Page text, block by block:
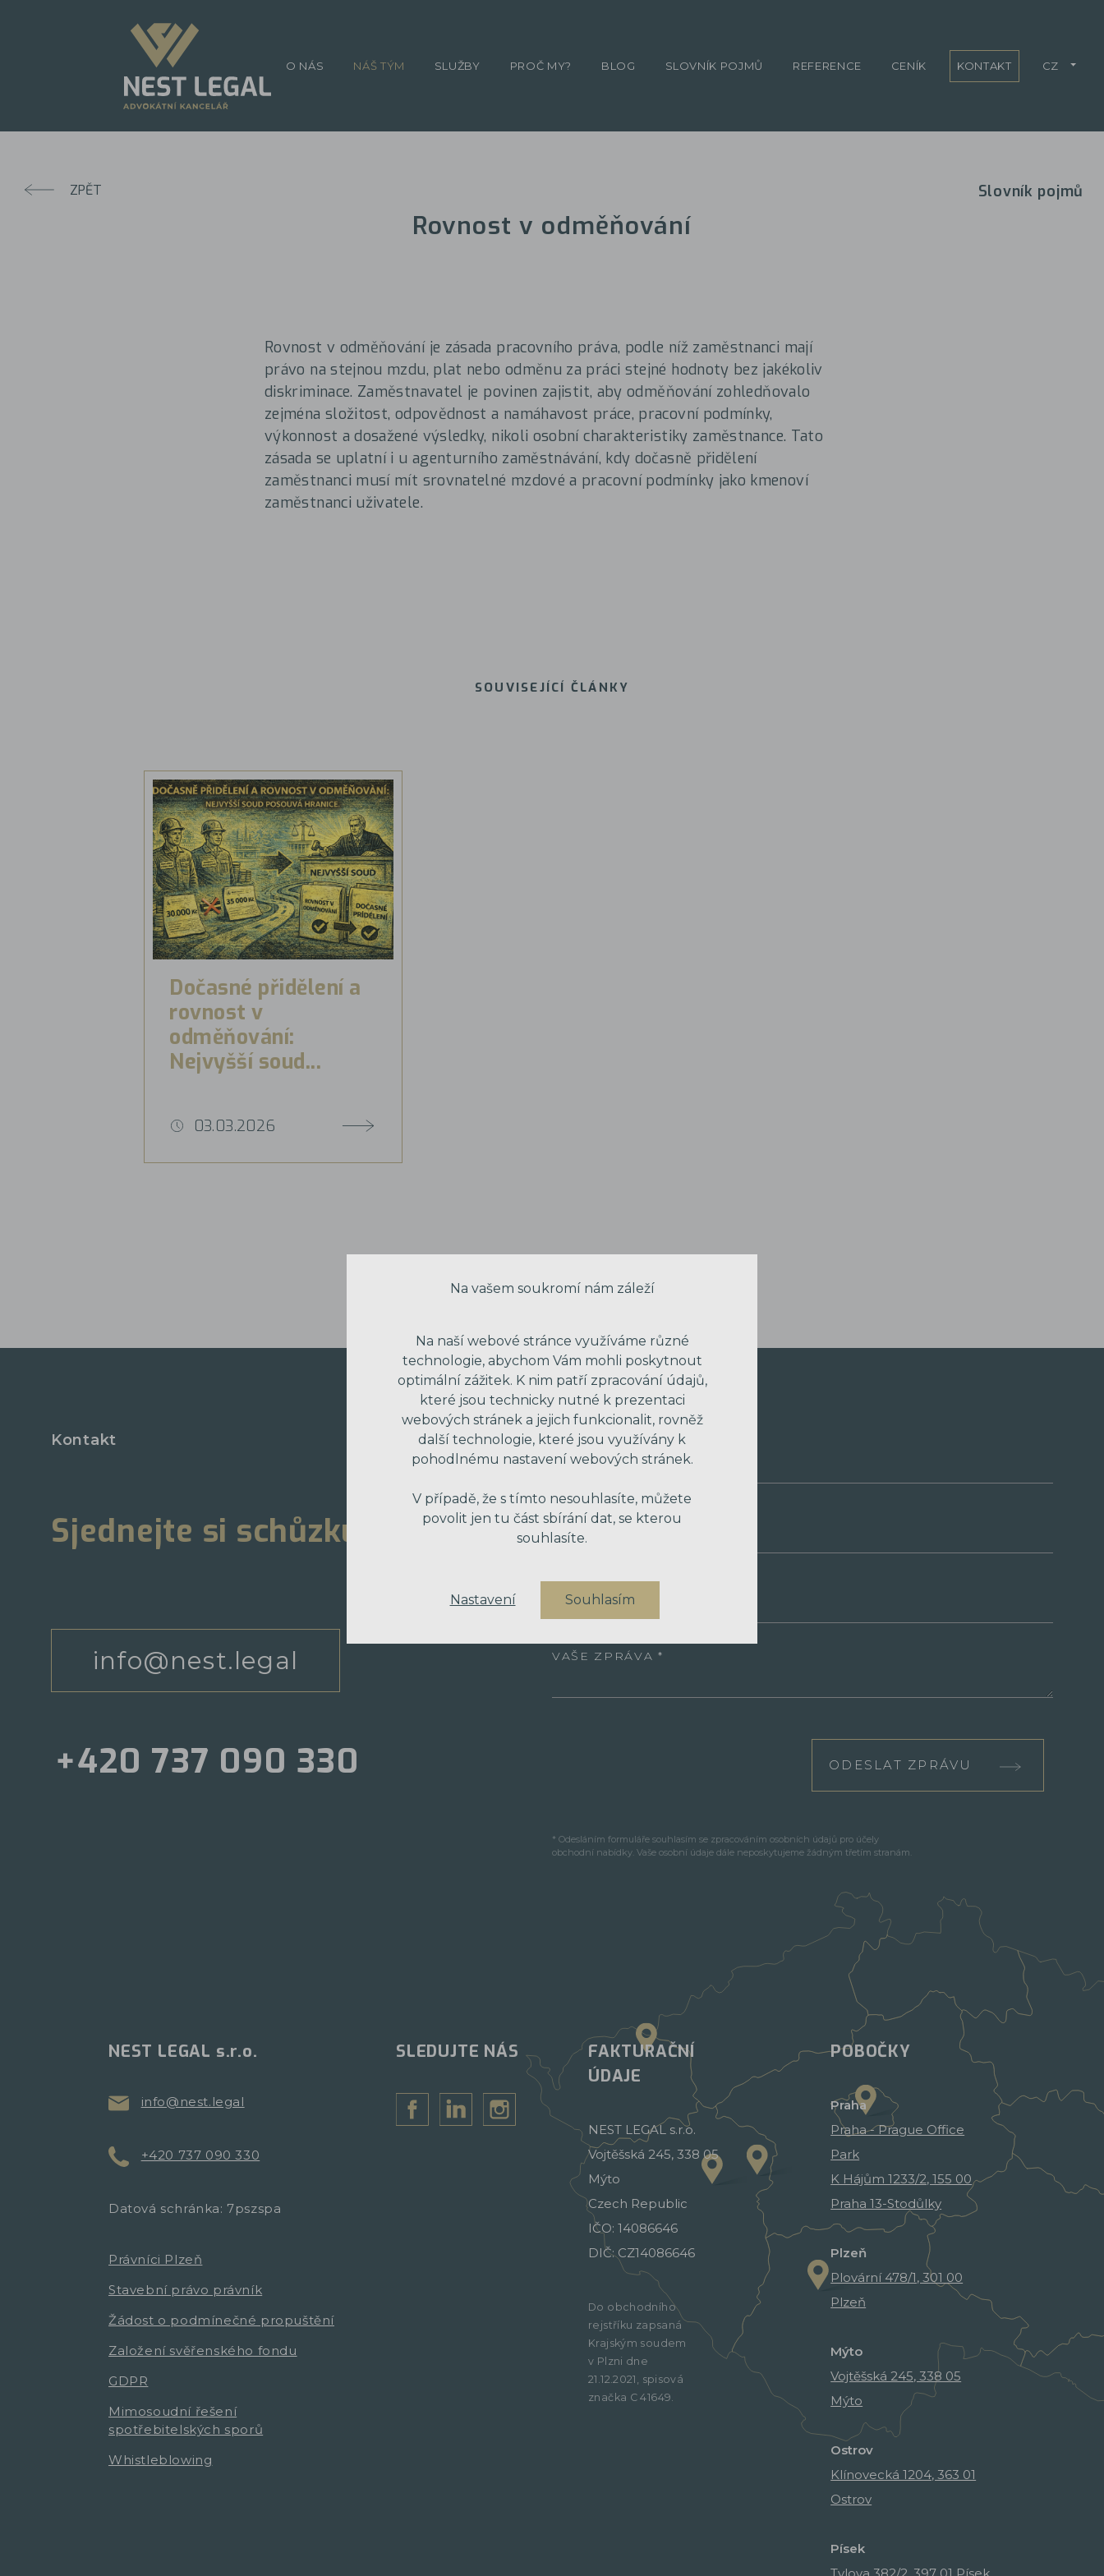
ZPĚT Slovník pojmů
Rovnost v odměňování
Rovnost v odměňování je zásada pracovního práva, podle níž zaměstnanci mají
právo na stejnou mzdu, plat nebo odměnu za práci stejné hodnoty bez jakékoliv
diskriminace. Zaměstnavatel je povinen zajistit, aby odměňování zohledňovalo
zejména složitost, odpovědnost a namáhavost práce, pracovní podmínky,
výkonnost a dosažené výsledky, nikoli osobní charakteristiky zaměstnance. Tato
zásada se uplatní i u agenturního zaměstnávání, kdy dočasně přidělení
zaměstnanci musí mít srovnatelné mzdové a pracovní podmínky jako kmenoví
zaměstnanci uživatele.
SOUVISEJÍCÍ ČLÁNKY
Dočasné přidělení a
rovnost v
odměňování:
Nejvyšší soud...
03.03.2026
Kontakt
Sjednejte si schůzku
info@nest.legal
+420 737 090 330
VAŠE JMÉNO
VÁŠ EMAIL
VAŠE ZPRÁVA
ODESLAT ZPRÁVU
* Odesláním formuláře souhlasím se zpracováním osobních údajů pro účely
obchodní nabídky. Vaše osobní údaje dále neposkytujeme žádným třetím stranám.
NEST LEGAL s.r.o.
info@nest.legal
+420 737 090 330
Datová schránka: 7pszspa
Právníci Plzeň
Stavební právo právník
Žádost o podmínečné propuštění
Založení svěřenského fondu
GDPR
Mimosoudní řešení
spotřebitelských sporů
Whistleblowing
SLEDUJTE NÁS
FAKTURAČNÍ
ÚDAJE
NEST LEGAL s.r.o.
Vojtěšská 245, 338 05
Mýto
Czech Republic
IČO: 14086646
DIČ: CZ14086646
Do obchodního
rejstříku zapsaná
Krajským soudem
v Plzni dne
21.12.2021, spisová
značka C 41649.
POBOČKY
Praha
Praha - Prague Office
Park
K Hájům 1233/2, 155 00
Praha 13-Stodůlky
Plzeň
Plovární 478/1, 301 00
Plzeň
Mýto
Vojtěšská 245, 338 05
Mýto
Ostrov
Klínovecká 1204, 363 01
Ostrov
Písek
O NÁS NÁŠ TÝM SLUŽBY PROČ MY? BLOG SLOVNÍK POJMŮ REFERENCE CENÍK KONTAKT CZ
Na vašem soukromí nám záleží
Na naší webové stránce využíváme různé
technologie, abychom Vám mohli poskytnout
optimální zážitek. K nim patří zpracování údajů,
které jsou technicky nutné k prezentaci
webových stránek a jejich funkcionalit, rovněž
další technologie, které jsou využívány k
pohodlnému nastavení webových stránek.
V případě, že s tímto nesouhlasíte, můžete
povolit jen tu část sbírání dat, se kterou
souhlasíte.
Nastavení Souhlasím